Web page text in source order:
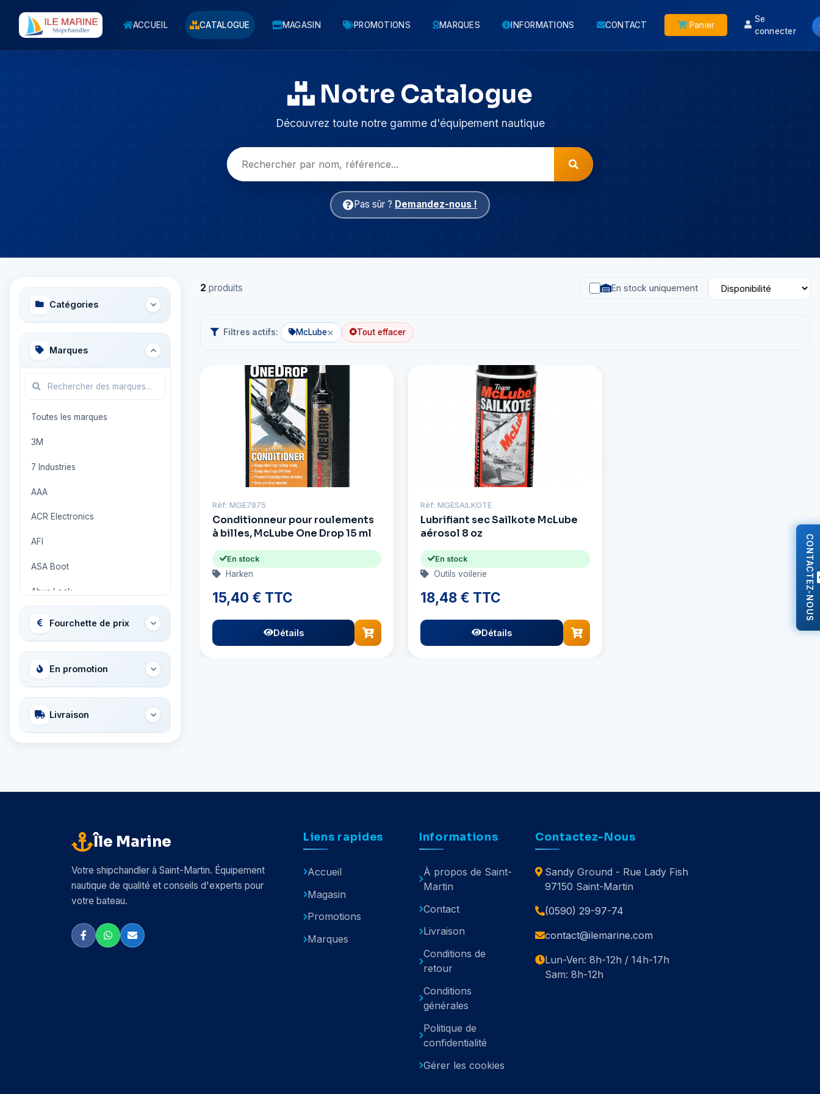
CONTACTEZ-NOUS
ACCUEIL CATALOGUE MAGASIN PROMOTIONS MARQUES INFORMATIONS CONTACT Panier
Se
connecter
Notre Catalogue
Découvrez toute notre gamme d'équipement nautique
Pas sûr ? Demandez-nous !
Catégories
Marques
Toutes les marques
3M
7 Industries
AAA
ACR Electronics
AFI
ASA Boot
Abus Lock
Airhead
Allied International
Ameritool
Aqua Signal
Arc Marine
Fourchette de prix
En promotion
Livraison
2 produits En stock uniquement
Filtres actifs: McLube× Tout effacer
Réf: MGE7875
Conditionneur pour roulements
à billes, McLube One Drop 15 ml
En stock
Harken
15,40 € TTC
Détails
Réf: MGESAILKOTE
Lubrifiant sec Sailkote McLube
aérosol 8 oz
En stock
Outils voilerie
18,48 € TTC
Détails
Île Marine
Votre shipchandler à Saint-Martin. Équipement
nautique de qualité et conseils d'experts pour
votre bateau.
Liens rapides
Accueil
Magasin
Promotions
Marques
Informations
À propos de Saint-
Martin
Contact
Livraison
Conditions de
retour
Conditions
générales
Politique de
confidentialité
Gérer les cookies
Contactez-Nous
Sandy Ground - Rue Lady Fish
97150 Saint-Martin
(0590) 29-97-74
contact@ilemarine.com
Lun-Ven: 8h-12h / 14h-17h
Sam: 8h-12h